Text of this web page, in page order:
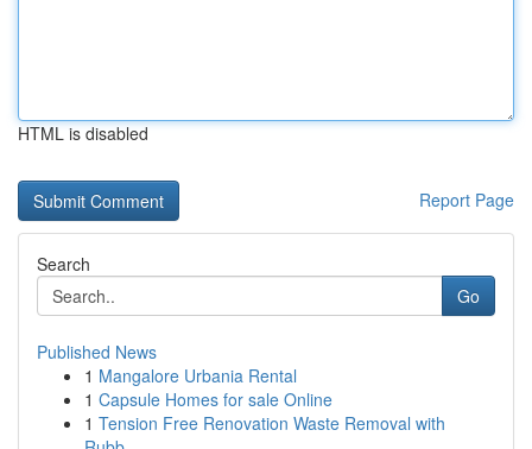
HTML is disabled
Report Page
Search
Go
Published News
1 Mangalore Urbania Rental
1 Capsule Homes for sale Online
1 Tension Free Renovation Waste Removal with